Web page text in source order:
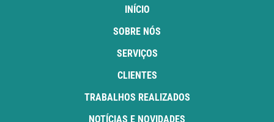
INÍCIO
SOBRE NÓS
SERVIÇOS
CLIENTES
TRABALHOS REALIZADOS
NOTÍCIAS E NOVIDADES